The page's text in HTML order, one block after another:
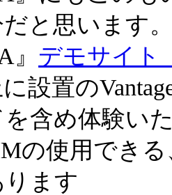
と思います
』 デモサイト
設置の
を含め体験い
の使用でき
ます